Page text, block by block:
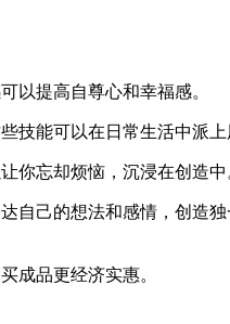
以提高自尊心和幸福感。
能可以在日常生活中派
你忘却烦恼，沉浸在创造中
己的想法和感情，创造
成品更经济实惠。